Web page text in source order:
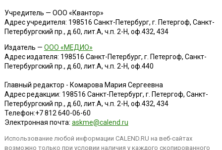
Учредитель — ООО «Квантор»
Адрес учредителя: 198516 Санкт-Петербург, г. Петергоф, Санкт-
Петербургский пр., д.60, лит.А, ч.п. 2-Н, оф.432, 434
Издатель — ООО «МЕДИО»
Адрес издателя: 198516 Санкт-Петербург, г. Петергоф, Санкт-
Петербургский пр., д.60, лит.А, ч.п. 2-Н, оф.440
Главный редактор - Комарова Мария Сергеевна
Адрес редакции: 198516 Санкт-Петербург, г. Петергоф, Санкт-
Петербургский пр., д.60, лит.А, ч.п. 2-Н, оф.432, 434
Телефон:+7 812 640-06-60
Электронная почта: askme@calend.ru
Использование любой информации CALEND.RU на веб-сайтах
возможно только при условии наличия у каждого скопированного